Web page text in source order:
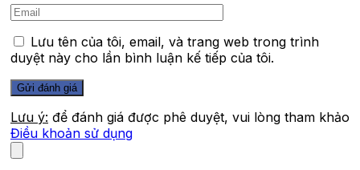
Lưu tên của tôi, email, và trang web trong trình
duyệt này cho lần bình luận kế tiếp của tôi.
Lưu ý: để đánh giá được phê duyệt, vui lòng tham khảo
Điều khoản sử dụng